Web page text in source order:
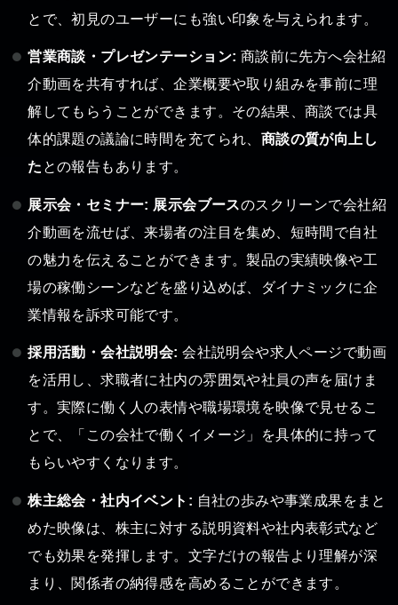
とで、初見のユーザーにも強い印象を与えられます。
営業商談・プレゼンテーション: 商談前に先方へ会社紹
介動画を共有すれば、企業概要や取り組みを事前に理
解してもらうことができます。その結果、商談では具
体的課題の議論に時間を充てられ、 商談の質が向上し
た との報告もあります。
展示会・セミナー: 展示会ブースのスクリーンで会社紹
介動画を流せば、来場者の注目を集め、短時間で自社
の魅力を伝えることができます。製品の実績映像や工
場の稼働シーンなどを盛り込めば、ダイナミックに企
業情報を訴求可能です。
採用活動・会社説明会: 会社説明会や求人ページで動画
を活用し、求職者に社内の雰囲気や社員の声を届けま
す。実際に働く人の表情や職場環境を映像で見せるこ
とで、「この会社で働くイメージ」を具体的に持って
もらいやすくなります。
株主総会・社内イベント: 自社の歩みや事業成果をまと
めた映像は、株主に対する説明資料や社内表彰式など
でも効果を発揮します。文字だけの報告より理解が深
まり、関係者の納得感を高めることができます。